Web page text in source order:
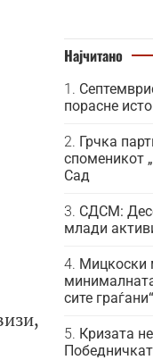
Најчитано
порасне
Грчка
споменикот
Сад
СДСМ:
млади
Мицкоски
сите граѓани“
Кризата